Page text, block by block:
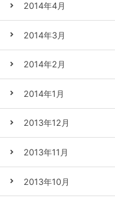
2014年4月
2014年3月
2014年2月
2014年1月
2013年12月
2013年11月
2013年10月